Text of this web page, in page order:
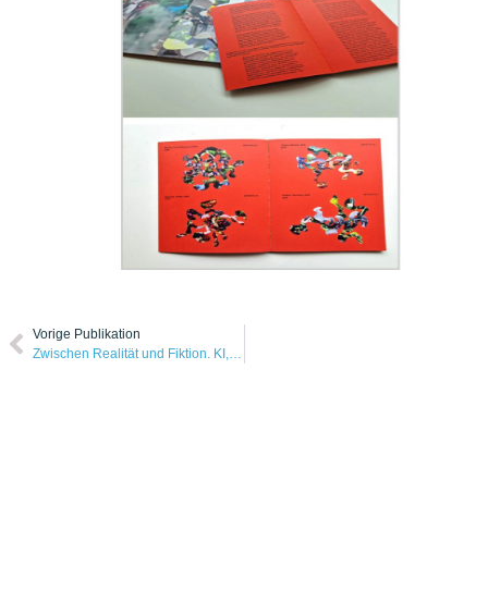
Vorige Publikation
Zwischen Realität und Fiktion. KI, Design und Marke